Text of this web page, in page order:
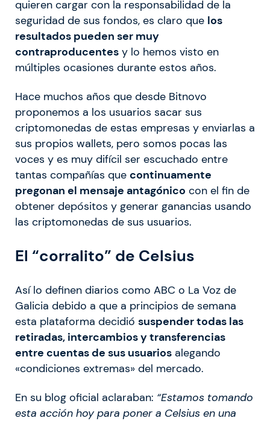
quieren cargar con la responsabilidad de la
seguridad de sus fondos, es claro que los
resultados pueden ser muy
contraproducentes y lo hemos visto en
múltiples ocasiones durante estos años.
Hace muchos años que desde Bitnovo
proponemos a los usuarios sacar sus
criptomonedas de estas empresas y enviarlas a
sus propios wallets, pero somos pocas las
voces y es muy difícil ser escuchado entre
tantas compañías que continuamente
pregonan el mensaje antagónico con el fin de
obtener depósitos y generar ganancias usando
las criptomonedas de sus usuarios.
El “corralito” de Celsius
Así lo definen diarios como ABC o La Voz de
Galicia debido a que a principios de semana
esta plataforma decidió suspender todas las
retiradas, intercambios y transferencias
entre cuentas de sus usuarios alegando
«condiciones extremas» del mercado.
En su blog oficial aclaraban: “Estamos tomando
esta acción hoy para poner a Celsius en una